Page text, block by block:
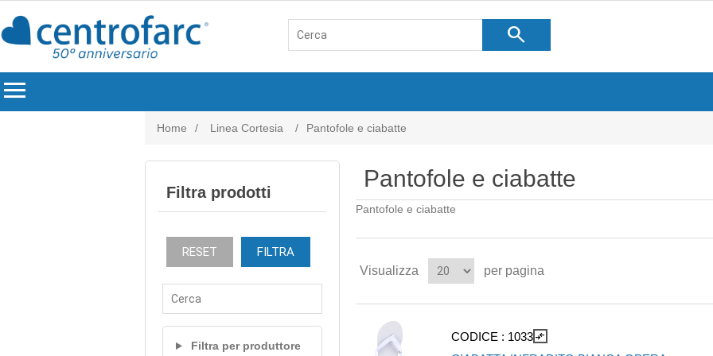
search
menu
Home / Linea Cortesia / Pantofole e ciabatte
Filtra prodotti
RESET FILTRA
Filtra per produttore
Pantofole e ciabatte
Pantofole e ciabatte
Visualizza per pagina
CODICE : 1033 compare_arrows